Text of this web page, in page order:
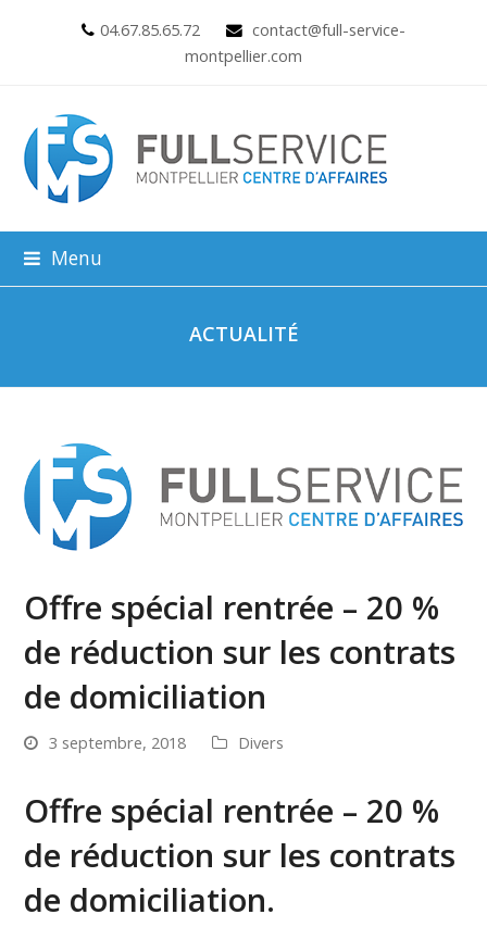
04.67.85.65.72
contact@full-service-
montpellier.com
Menu
ACTUALITÉ
Offre spécial rentrée – 20 %
de réduction sur les contrats
de domiciliation
3 septembre, 2018 Divers
Offre spécial rentrée – 20 %
de réduction sur les contrats
de domiciliation.